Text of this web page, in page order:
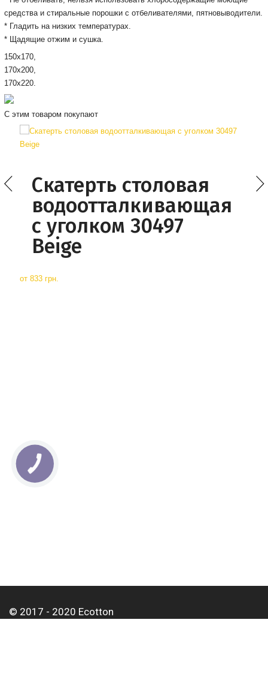
средства и стиральные порошки с отбеливателями, пятновыводители.
* Гладить на низких температурах.
* Щадящие отжим и сушка.
150х170,
170х200,
170х220.
С этим товаром покупают
Cкатерть столовая
водоотталкивающая
с уголком 30497
Beige
от 833 грн.
© 2017 - 2020 Ecotton
КНОПКА
СВЯЗИ